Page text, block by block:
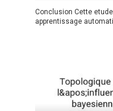
Conclusion Cette
apprentissage